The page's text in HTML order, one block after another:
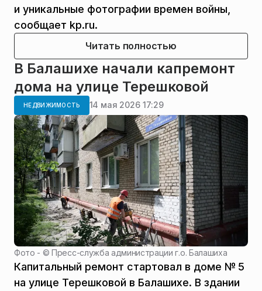
и уникальные фотографии времен войны,
сообщает kp.ru.
Читать полностью
В Балашихе начали капремонт
дома на улице Терешковой
НЕДВИЖИМОСТЬ 14 мая 2026 17:29
Фото - ©Пресс-служба администрации г.о. Балашиха
Капитальный ремонт стартовал в доме № 5
на улице Терешковой в Балашихе. В здании